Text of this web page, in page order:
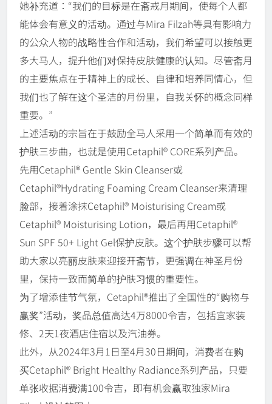
她补充道：“我们的目标是在斋戒月期间，使每个人都
能体会有意义的活动。通过与Mira Filzah等具有影响力
的公众人物的战略性合作和活动，我们希望可以接触更
多大马人，提升他们对保持皮肤健康的认知。尽管斋月
的主要焦点在于精神上的成长、自律和培养同情心，但
我们也了解在这个圣洁的月份里，自我关怀的概念同样
重要。”
上述活动的宗旨在于鼓励全马人采用一个简单而有效的
护肤三步曲，也就是使用Cetaphil® CORE系列产品。
先用Cetaphil® Gentle Skin Cleanser或
Cetaphil®Hydrating Foaming Cream Cleanser来清理
脸部，接着涂抹Cetaphil® Moisturising Cream或
Cetaphil® Moisturising Lotion，最后再用Cetaphil®
Sun SPF 50+ Light Gel保护皮肤。这个护肤步骤可以帮
助大家以亮丽皮肤来迎接开斋节，更强调在神圣月份
里，保持一致而简单的护肤习惯的重要性。
为了增添佳节气氛，Cetaphil®推出了全国性的“购物与
赢奖”活动，奖品总值高达4万8000令吉，包括宜家装
修、2天1夜酒店住宿以及汽油券。
此外，从2024年3月1日至4月30日期间，消费者在购
买Cetaphil® Bright Healthy Radiance系列产品，只要
单张收据消费满100令吉，即有机会赢取独家Mira